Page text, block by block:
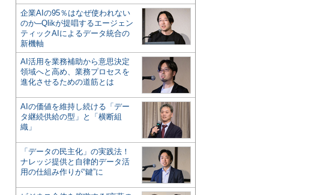
企業AIの95％はなぜ使われない
のか─Qlikが提唱するエージェン
ティックAIによるデータ統合の
新機軸
AI活用を業務補助から意思決定
領域へと高め、業務プロセスを
進化させるための道筋とは
AIの価値を維持し続ける「デー
タ継続供給の型」と「横断組
織」
「データの民主化」の実践法！
ナレッジ提供と自律的データ活
用の仕組み作りが“鍵”に